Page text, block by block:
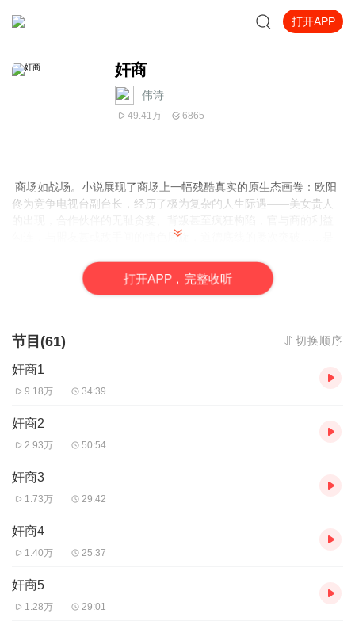
打开APP
奸商
伟诗
49.41万 6865
商场如战场。小说展现了商场上一幅残酷真实的原生态画卷：欧阳
佟为竞争电视台副台长，经历了极为复杂的人生际遇——美女贵人
勾连，与盟友甚或敌手间的情色周旋，道德底线的屡次突破……是
打开APP，完整收听
节目(61) 切换顺序
奸商1
9.18万 34:39
奸商2
2.93万 50:54
奸商3
1.73万 29:42
奸商4
1.40万 25:37
奸商5
1.28万 29:01